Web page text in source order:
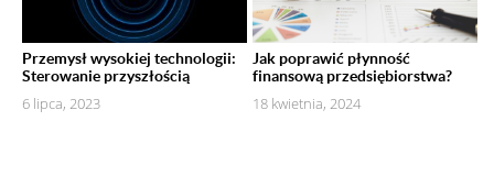
Przemysł wysokiej technologii:
Sterowanie przyszłością
6 lipca, 2023
Jak poprawić płynność
finansową przedsiębiorstwa?
18 kwietnia, 2024